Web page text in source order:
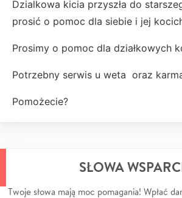
Dzialkowa kicia przyszła do
prosić o pomoc dla siebie i jej
Prosimy o pomoc dla działkowych
Potrzebny serwis u weta oraz
Pomożecie?
SŁOWA
Twoje słowa mają moc pomagania! Wpłać